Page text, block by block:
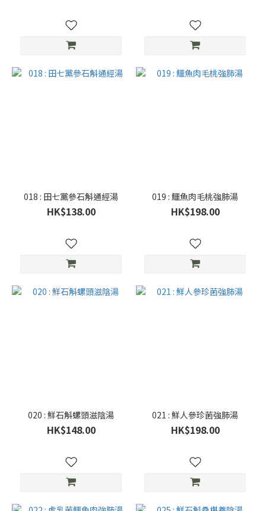
018 : 田七黨參石斛通經湯
HK$138.00
019 : 鱷魚肉毛桃強肺湯
HK$198.00
020 : 鮮石斛螺頭滋陰湯
HK$148.00
021 : 鮮人參珍菌強肺湯
HK$198.00